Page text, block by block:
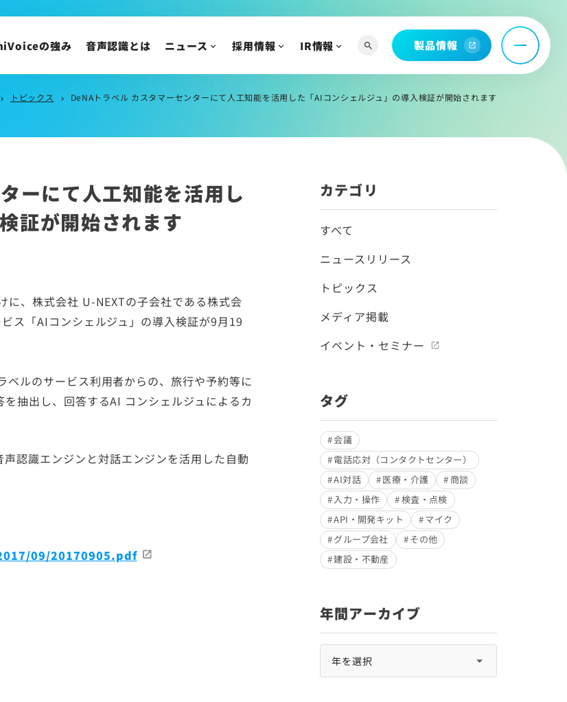
Blog
コラム
ース
ミナー
新卒採用
中途採用
IR情報
IR資料/決算短信および関連資料
財務ハイライト
株価情報
IRについてのご質問
お問い合わせ
の強み 音声認識とは ニュース 採用情報 IR情報 search 製品情報 open_in_new
chevron_right トピックス chevron_right DeNAトラベル カスタマーセンターにて人工知能を活用した「AIコンシェルジュ」の導入検証が開始されます
ーにて人工知能を活用し
証が開始されます
に、株式会社 U-NEXTの子会社である株式会
ス「AIコンシェルジュ」の導入検証が9月19
ルのサービス利用者からの、旅行や予約等に
抽出し、回答するAI コンシェルジュによるカ
認識エンジンと対話エンジンを活用した自動
09/20170905.pdf
カテゴリ
すべて
ニュースリリース
トピックス
メディア掲載
イベント・セミナー
タグ
会議
電話応対（コンタクトセンター）
AI対話
医療・介護
商談
入力・操作
検査・点検
API・開発キット
マイク
グループ会社
その他
建設・不動産
年間アーカイブ